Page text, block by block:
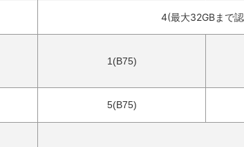
4(最大32GBまで
1(B75)
5(B75)